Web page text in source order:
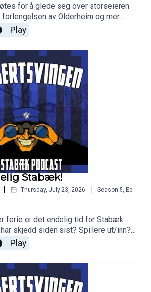
for å glede seg over storseieren
forlengelsen av Olderheim og mer
lytt og sees på Raufoss!
Play
Stabæk!
Thursday, July 23, 2026 Season 5, Ep.
ferie er det endelig tid for Stabæk
skjedd siden sist? Spillere ut/inn?
låt fra Stabæk Lars! Den både lytter
om!
Play